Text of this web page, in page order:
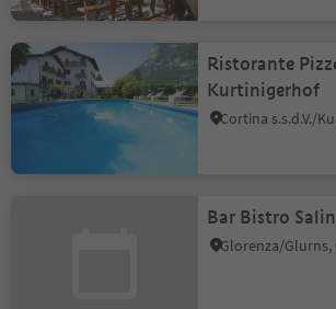
Ristorante
Kurtinigerhof
Bar Bistro